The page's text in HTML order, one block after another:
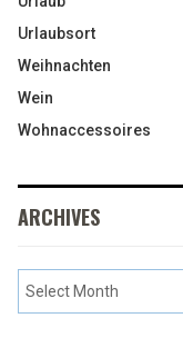
Urlaubsort
Weihnachten
Wein
Wohnaccessoires
ARCHIVES